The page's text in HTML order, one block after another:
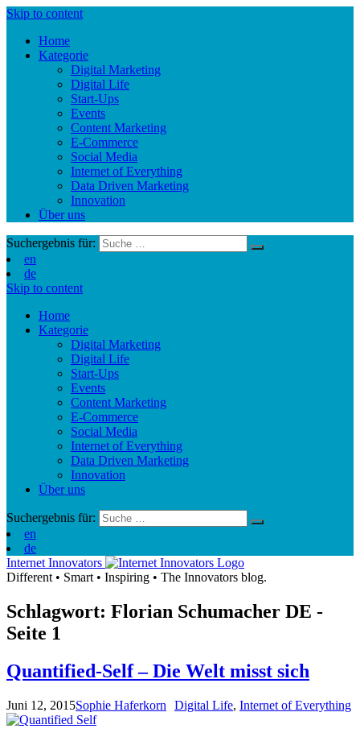
Skip to content
Home
Kategorie
Digital Marketing
Digital Life
Start-Ups
Events
Content Marketing
E-Commerce
Social Media
Internet of Everything
Data Driven Marketing
Innovation
Über uns
Suchergebnis für:
en
de
Skip to content
Home
Kategorie
Digital Marketing
Digital Life
Start-Ups
Events
Content Marketing
E-Commerce
Social Media
Internet of Everything
Data Driven Marketing
Innovation
Über uns
Suchergebnis für:
en
de
Internet Innovators
Different • Smart • Inspiring • The Innovators blog.
Schlagwort: Florian Schumacher DE -
Seite 1
Quantified-Self – Die Welt misst sich
Juni 12, 2015Sophie Haferkorn Digital Life, Internet of Everything